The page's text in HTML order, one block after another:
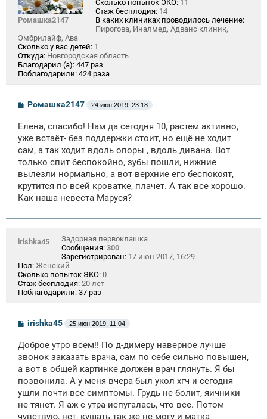
Ромашка2147
Сколько попыток ЭКО: 11
Стаж бесплодия: 14
В каких клиниках проводилось лечение:
Пирогова, Иналмед, Адванс клиник,
Эмбрилайф, Ава
Сколько у вас детей: 1
Откуда: Новгородская область
Благодарил (а): 447 раз
Поблагодарили: 424 раза
С
о
б
щ
н
и
Ромашка2147 24 июн 2019, 23:18
Елена, спасибо! Нам да сегодня 10, растем активно,
уже встаёт- без поддержки стоит, но ещё не ходит
сам, а так ходит вдоль опоры , вдоль дивана. Вот
только спит беспокойно, зубы пошли, нижние
вылезли нормально, а вот верхние его беспокоят,
крутится по всей кроватке, плачет. А так все хорошо.
Как наша невеста Маруся?
irishka45
Задорная первоклашка
Сообщения: 300
Зарегистрирован: 17 июн 2017, 16:29
Пол: Женский
Сколько попыток ЭКО: 0
Стаж бесплодия: 20 лет
Поблагодарили: 37 раз
С
о
б
щ
н
и
irishka45 25 июн 2019, 11:04
Доброе утро всем!! По д-димеру наверное лучше
звонок заказать врача, сам по себе сильно повышен,
а вот в общей картинке должен врач глянуть. Я бы
позвонила. А у меня вчера был укол хгч и сегодня
ушли почти все симптомы. Грудь не болит, яичники
не тянет. Я аж с утра испугалась, что все. Потом
чувствую, нет, кушать так же не могу и матка